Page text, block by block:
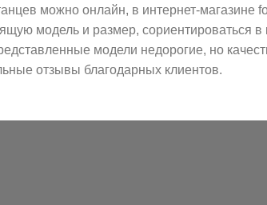
можно онлайн, в интернет-магазине
модель и размер, сориентироваться
модели недорогие, но
отзывы благодарных клиентов.